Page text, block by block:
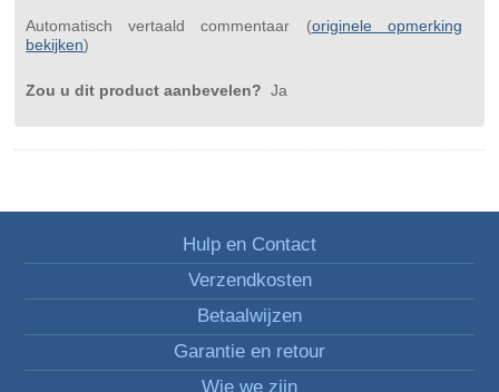
Automatisch vertaald commentaar (originele opmerking
bekijken)
Zou u dit product aanbevelen? Ja
Hulp en Contact
Verzendkosten
Betaalwijzen
Garantie en retour
Wie we zijn